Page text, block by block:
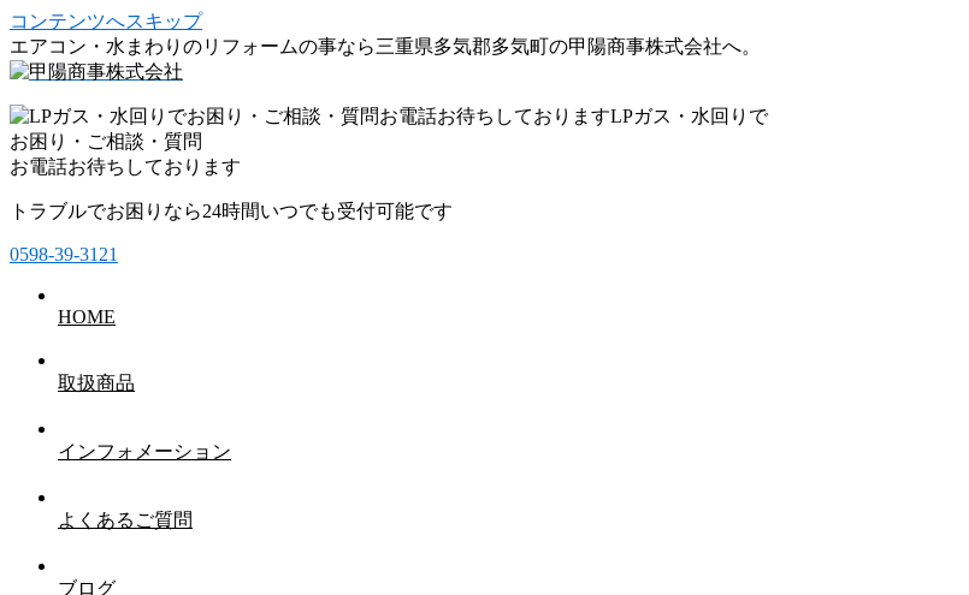
コンテンツへスキップ
エアコン・水まわりのリフォームの事なら三重県多気郡多気町の甲陽商事株式会社へ。
LPガス・水回りで
お困り・ご相談・質問
お電話お待ちしております
トラブルでお困りなら24時間いつでも受付可能です
0598-39-3121
HOME
取扱商品
インフォメーション
よくあるご質問
ブログ